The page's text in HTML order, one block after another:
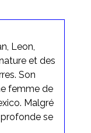
Leon,
et des
Son
femme de
Malgré
se